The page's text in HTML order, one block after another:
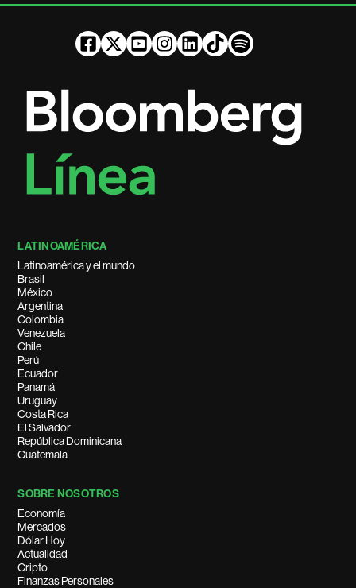
LATINOAMÉRICA
Latinoamérica y el mundo
Brasil
México
Argentina
Colombia
Venezuela
Chile
Perú
Ecuador
Panamá
Uruguay
Costa Rica
El Salvador
República Dominicana
Guatemala
SOBRE NOSOTROS
Economía
Mercados
Dólar Hoy
Actualidad
Cripto
Finanzas Personales